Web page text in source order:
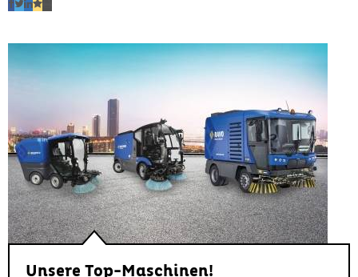
Unsere Top-Maschinen!